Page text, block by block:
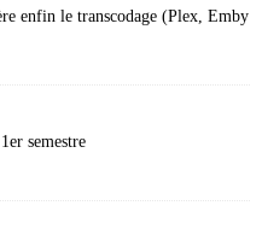
enfin le transcodage (Plex, Emby
semestre